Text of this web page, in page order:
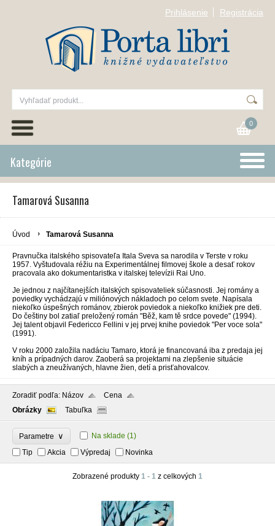
Prihlásenie Registrácia
0
Kategórie
Tamarová Susanna
Úvod Tamarová Susanna
Pravnučka italského spisovateľa Itala Sveva sa narodila v Terste v roku
1957. Vyštudovala réžiu na Experimentálnej filmovej škole a desať rokov
pracovala ako dokumentaristka v italskej televízii Rai Uno.
Je jednou z najčítanejších italských spisovateliek súčasnosti. Jej romány a
poviedky vychádzajú v miliónových nákladoch po celom svete. Napísala
niekoľko úspešných románov, zbierok poviedok a niekoľko knižiek pre deti.
Do češtiny bol zatiaľ preložený román "Běž, kam tě srdce povede" (1994).
Jej talent objavil Federicco Fellini v jej prvej knihe poviedok "Per voce sola"
(1991).
V roku 2000 založila nadáciu Tamaro, ktorá je financovaná iba z predaja jej
kníh a prípadných darov. Zaoberá sa projektami na zlepšenie situácie
slabých a zneužívaných, hlavne žien, detí a prisťahovalcov.
Zoradiť podľa: Názov
Cena
Obrázky
Tabuľka
Parametre ∨ Na sklade (1)
Tip
Akcia Výpredaj Novinka
Zobrazené produkty 1 - 1 z celkových 1